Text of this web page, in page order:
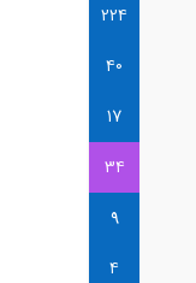
224
40
17
34
9
4